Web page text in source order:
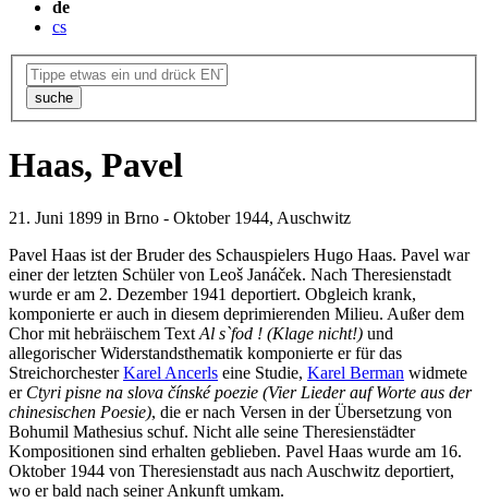
de
cs
suche
Haas, Pavel
21. Juni 1899 in Brno - Oktober 1944, Auschwitz
Pavel Haas ist der Bruder des Schauspielers Hugo Haas. Pavel war
einer der letzten Schüler von Leoš Janáček. Nach Theresienstadt
wurde er am 2. Dezember 1941 deportiert. Obgleich krank,
komponierte er auch in diesem deprimierenden Milieu. Außer dem
Chor mit hebräischem TextAl s`fod ! (Klage nicht!) und
allegorischer Widerstandsthematik komponierte er für das
StreichorchesterKarel Ancerls eine Studie, Karel Berman widmete
er Ctyri pisne na slova čínské poezie (Vier Lieder auf Worte aus der
chinesischen Poesie), die er nach Versen in der Übersetzung von
Bohumil Mathesius schuf. Nicht alle seine Theresienstädter
Kompositionen sind erhalten geblieben. Pavel Haas wurde am 16.
Oktober 1944 von Theresienstadt aus nach Auschwitz deportiert,
wo er bald nach seiner Ankunft umkam.